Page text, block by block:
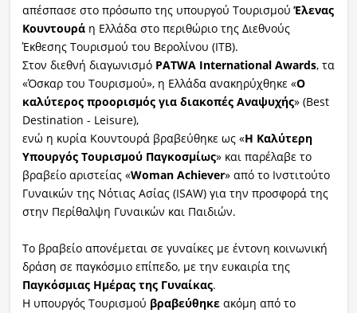
απέσπασε στο πρόσωπο της υπουργού ΤουρισμούΈλενας
Κουντουράη Ελλάδα στο περιθώριο της Διεθνούς
Έκθεσης Τουρισμού του Βερολίνου (ΙΤΒ).
Στον διεθνή διαγωνισμό PATWA International Awards, τα
«Όσκαρ του Τουρισμού», η Ελλάδα ανακηρύχθηκε «Ο
καλύτερος προορισμός για διακοπές Αναψυχής» (Best
Destination - Leisure),
ενώ η κυρία Κουντουρά βραβεύθηκε ως «Η Καλύτερη
Υπουργός Τουρισμού Παγκοσμίως» και παρέλαβε το
βραβείο αριστείας «Woman Achiever» από το Ινστιτούτο
Γυναικών της Νότιας Ασίας (ISAW) για την προσφορά της
στην Περίθαλψη Γυναικών και Παιδιών.
Το βραβείο απονέμεται σε γυναίκες με έντονη κοινωνική
δράση σε παγκόσμιο επίπεδο, με την ευκαιρία της
Παγκόσμιας Ημέρας της Γυναίκας.
Η υπουργός Τουρισμού βραβεύθηκεακόμη από το